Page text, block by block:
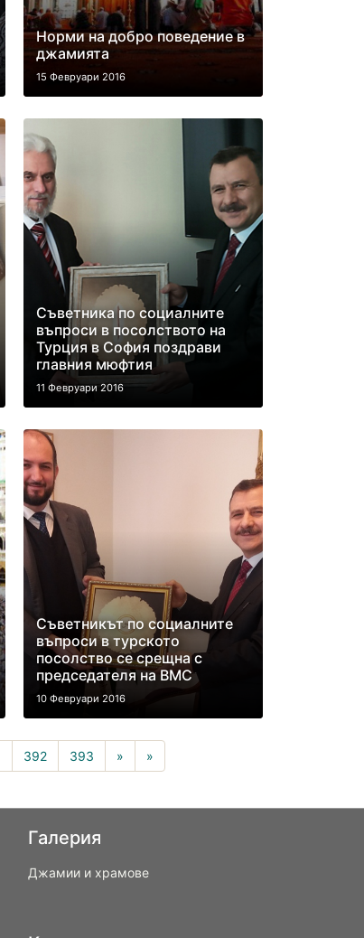
Норми на добро поведение в
джамията
15 Февруари 2016
Съветника по социалните
въпроси в посолството на
Турция в София поздрави
главния мюфтия
11 Февруари 2016
Съветникът по социалните
въпроси в турското
посолство се срещна с
председателя на ВМС
10 Февруари 2016
392 393 » »
Галерия
Джамии и храмове